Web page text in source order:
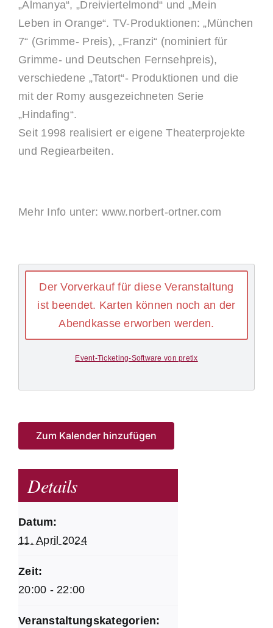
„Almanya“, „Dreiviertelmond“ und „Mein
Leben in Orange“. TV-Produktionen: „München
7“ (Grimme- Preis), „Franzi“ (nominiert für
Grimme- und Deutschen Fernsehpreis),
verschiedene „Tatort“- Produktionen und die
mit der Romy ausgezeichneten Serie
„Hindafing“.
Seit 1998 realisiert er eigene Theaterprojekte
und Regiearbeiten.
Mehr Info unter: www.norbert-ortner.com
Der Vorverkauf für diese Veranstaltung
ist beendet. Karten können noch an der
Abendkasse erworben werden.
Event-Ticketing-Software von pretix
Zum Kalender hinzufügen
Details
Datum:
11. April 2024
Zeit:
20:00 - 22:00
Veranstaltungskategorien: